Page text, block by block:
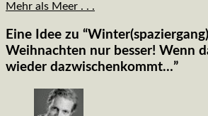
Mehr als Meer . . .
Eine Idee zu “
Weihnachten nur besser! Wenn
wieder dazwischenkommt…”